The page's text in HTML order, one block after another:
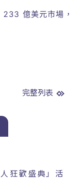
億美元市場，
完整列表
狂歡盛典」活